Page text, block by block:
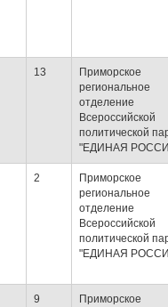
13
Приморское
региональное
отделение
Всероссийской
политической
"ЕДИНАЯ
2
Приморское
региональное
отделение
Всероссийской
политической
"ЕДИНАЯ
9
Приморское